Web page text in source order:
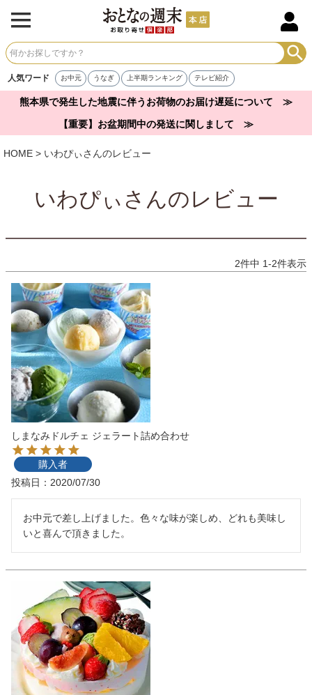
人気ワード お中元 うなぎ 上半期ランキング テレビ紹介
熊本県で発生した地震に伴うお荷物のお届け遅延について ≫
【重要】お盆期間中の発送に関しまして ≫
HOME いわぴぃさんのレビュー
いわぴぃさんのレビュー
2件中 1-2件表示
しまなみドルチェ ジェラート詰め合わせ
購入者
投稿日
2020/07/30
お中元で差し上げました。色々な味が楽しめ、どれも美味し
いと喜んで頂きました。